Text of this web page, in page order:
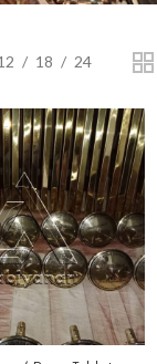
18 24